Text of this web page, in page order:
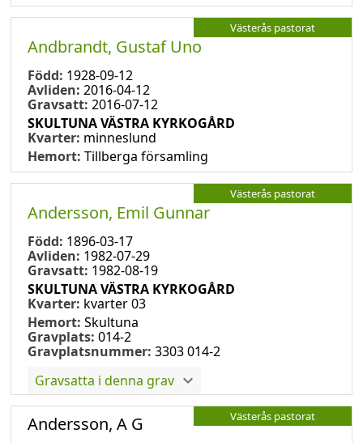
Västerås pastorat
Andbrandt, Gustaf Uno
Född: 1928-09-12
Avliden: 2016-04-12
Gravsatt: 2016-07-12
SKULTUNA VÄSTRA KYRKOGÅRD
Kvarter: minneslund
Hemort: Tillberga församling
Västerås pastorat
Andersson, Emil Gunnar
Född: 1896-03-17
Avliden: 1982-07-29
Gravsatt: 1982-08-19
SKULTUNA VÄSTRA KYRKOGÅRD
Kvarter: kvarter 03
Hemort: Skultuna
Gravplats: 014-2
Gravplatsnummer: 3303 014-2
Gravsatta i denna grav
Västerås pastorat
Andersson, A G